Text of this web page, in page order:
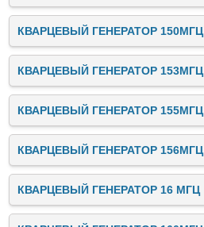
КВАРЦЕВЫЙ ГЕНЕРАТОР 150МГЦ
КВАРЦЕВЫЙ ГЕНЕРАТОР 153МГЦ
КВАРЦЕВЫЙ ГЕНЕРАТОР 155МГЦ
КВАРЦЕВЫЙ ГЕНЕРАТОР 156МГЦ
КВАРЦЕВЫЙ ГЕНЕРАТОР 16 МГЦ